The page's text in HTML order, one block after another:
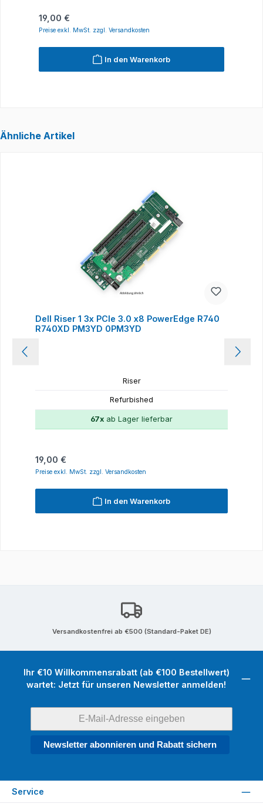
Regulärer Preis:
19,00 €
Preise exkl. MwSt. zzgl. Versandkosten
In den Warenkorb
Ähnliche Artikel
Dell Riser 1 3x PCIe 3.0 x8 PowerEdge R740
R740XD PM3YD 0PM3YD
Riser
Refurbished
67x ab Lager lieferbar
Regulärer Preis:
19,00 €
Preise exkl. MwSt. zzgl. Versandkosten
In den Warenkorb
Versandkostenfrei ab €500 (Standard-Paket DE)
Ihr €10 Willkommensrabatt (ab €100 Bestellwert)
wartet: Jetzt für unseren Newsletter anmelden!
Newsletter abonnieren und Rabatt sichern
Service